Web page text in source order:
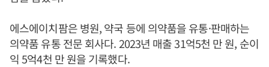
에스에이치팜은 병원, 약국 등에 의약품을 유통·판매하는
의약품 유통 전문 회사다. 2023년 매출 31억5천 만 원, 순이
익 5억4천 만 원을 기록했다.